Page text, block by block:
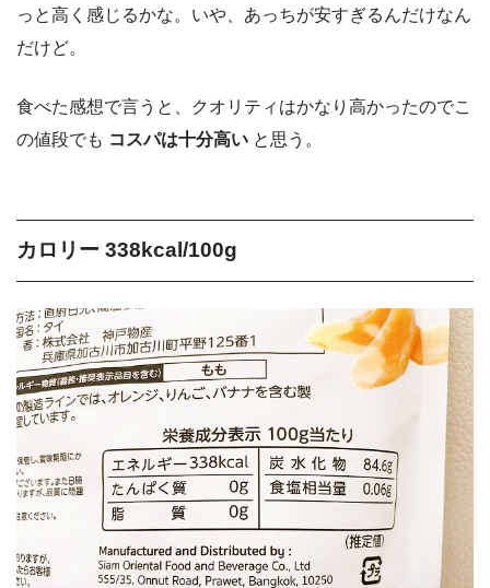
っと高く感じるかな。いや、あっちが安すぎるんだけなん
だけど。
食べた感想で言うと、クオリティはかなり高かったのでこ
の値段でも コスパは十分高い と思う。
カロリー 338kcal/100g